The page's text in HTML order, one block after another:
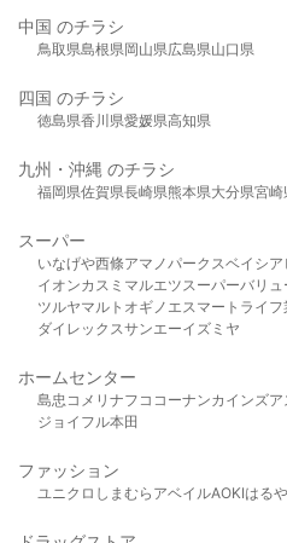
中国 のチラシ
鳥取県島根県岡山県広島県山口県
四国 のチラシ
徳島県香川県愛媛県高知県
九州・沖縄 のチラシ
福岡県佐賀県長崎県熊本県大分県宮崎
スーパー
いなげや西條アマノパークスベイシア
イオンカスミ マルエツスーパーバリュ
ツルヤマルト オギノ エスマート ライフ
ダイレックスサンエーイズミヤ
ホームセンター
島忠 コメリ ナフコ コーナンカインズ
ジョイフル本田
ファッション
ユニクロ しまむら アベイルAOKIはる